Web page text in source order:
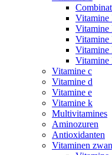
Vitamine
Vitamine
Vitamine
Vitamine
Vitamine
Vitamine c
Vitamine d
Vitamine e
Vitamine k
Multivitamines
Aminozuren
Antioxidanten
Vitaminen